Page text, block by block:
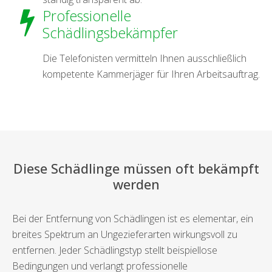
Professionelle
Schädlingsbekämpfer
Die Telefonisten vermitteln Ihnen ausschließlich
kompetente Kammerjäger für Ihren Arbeitsauftrag.
Diese Schädlinge müssen oft bekämpft
werden
Bei der Entfernung von Schädlingen ist es elementar, ein
breites Spektrum an Ungezieferarten wirkungsvoll zu
entfernen. Jeder Schädlingstyp stellt beispiellose
Bedingungen und verlangt professionelle